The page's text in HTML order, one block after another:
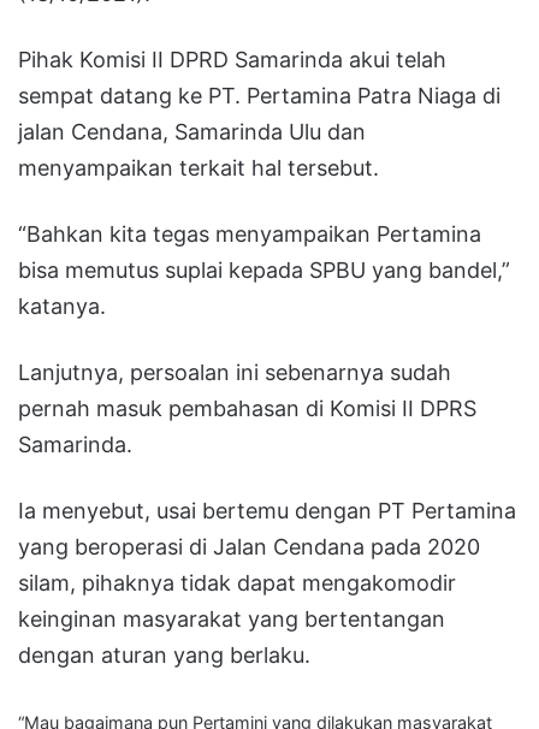
Pihak Komisi II DPRD Samarinda akui telah
sempat datang ke PT. Pertamina Patra Niaga di
jalan Cendana, Samarinda Ulu dan
menyampaikan terkait hal tersebut.
“Bahkan kita tegas menyampaikan Pertamina
bisa memutus suplai kepada SPBU yang bandel,”
katanya.
Lanjutnya, persoalan ini sebenarnya sudah
pernah masuk pembahasan di Komisi II DPRS
Samarinda.
Ia menyebut, usai bertemu dengan PT Pertamina
yang beroperasi di Jalan Cendana pada 2020
silam, pihaknya tidak dapat mengakomodir
keinginan masyarakat yang bertentangan
dengan aturan yang berlaku.
“Mau bagaimana pun Pertamini yang dilakukan masyarakat